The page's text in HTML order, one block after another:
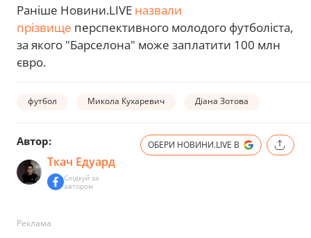
Раніше Новини.LIVE назвали
прізвище перспективного молодого футболіста,
за якого "Барселона" може заплатити 100 млн
євро.
футбол Микола Кухаревич Діана Зотова
Автор:
Ткач Едуард
Слідкуй за
автором
ОБЕРИ НОВИНИ.LIVE В
Реклама